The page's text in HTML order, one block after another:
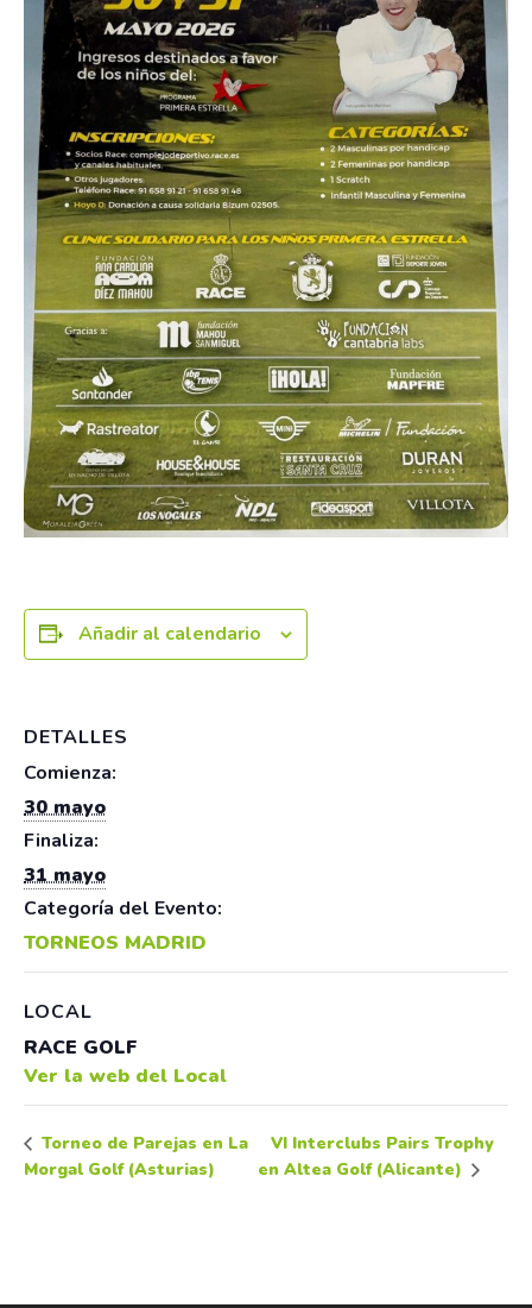
Añadir al calendario
DETALLES
Comienza:
30 mayo
Finaliza:
31 mayo
Categoría del Evento:
TORNEOS MADRID
LOCAL
RACE GOLF
Ver la web del Local
Torneo de Parejas en La
Morgal Golf (Asturias)
VI Interclubs Pairs Trophy
en Altea Golf (Alicante)